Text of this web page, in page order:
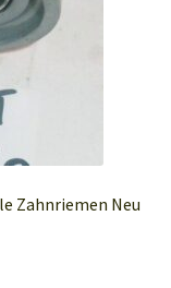
Zahnriemen Neu